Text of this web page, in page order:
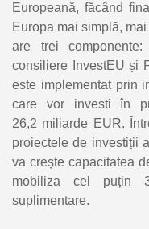
Europeană, făcând
Europa mai simplă,
are trei
consiliere InvestEU și
este implementat prin
care vor investi în
26,2 miliarde EUR.
proiectele de investiții
va crește capacitatea
mobiliza cel puțin
suplimentare.